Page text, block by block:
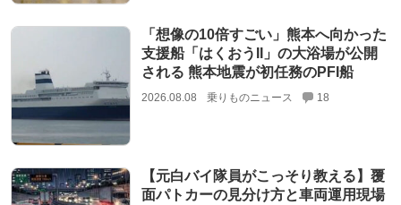
「想像の10倍すごい」熊本へ向かった
支援船「はくおうII」の大浴場が公開
される 熊本地震が初任務のPFI船
2026.08.08 乗りものニュース 18
【元白バイ隊員がこっそり教える】覆
面パトカーの見分け方と車両運用現場